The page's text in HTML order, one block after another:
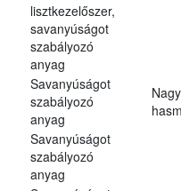
lisztkezelőszer,
savanyúságot
szabályozó
anyag
Savanyúságot
szabályozó
anyag
Savanyúságot
szabályozó
anyag